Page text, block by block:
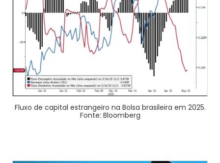
Fluxo de capital estrangeiro na Bolsa brasileira em 2025.
Fonte: Bloomberg